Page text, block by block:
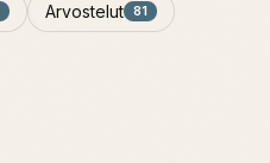
Arvostelut 81